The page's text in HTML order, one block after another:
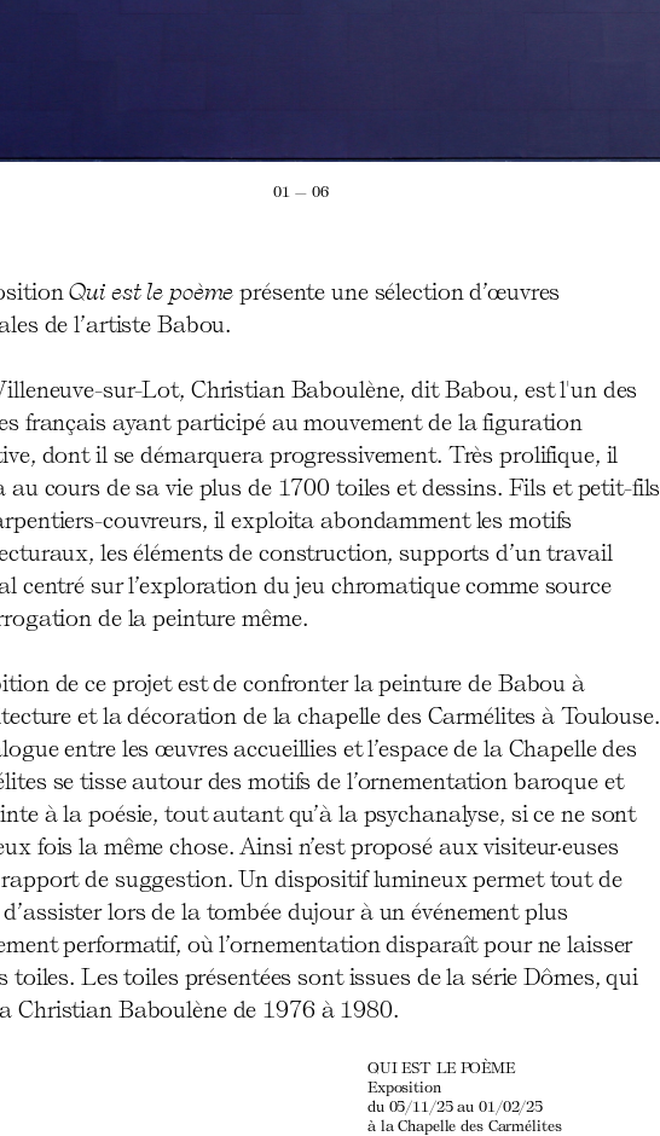
01 — 06
Qui est le poèmeprésente une sélection d’œuvres
de l’artiste Babou.
sur-Lot, Christian Baboulène, dit Babou, est l'un des
français ayant participé au mouvement de la figuration
dont il se démarquera progressivement. Très prolifique, il
au cours de sa vie plus de 1700 toiles et dessins. Fils et petit-fils
couvreurs, il exploita abondamment les motifs
les éléments de construction, supports d’un travail
centré sur l’exploration du jeu chromatique comme source
de la peinture même.
de ce projet est de confronter la peinture de Babou à
et la décoration de la chapelle des Carmélites à Toulouse.
entre les œuvres accueillies et l’espace de la Chapelle des
se tisse autour des motifs de l’ornementation baroque et
à la poésie, tout autant qu’à la psychanalyse, si ce ne sont
fois la même chose. Ainsi n’est proposé aux visiteur·euses
rapport de suggestion. Un dispositif lumineux permet tout de
lors de la tombée dujour à un événement plus
performatif, où l’ornementation disparaît pour ne laisser
toiles. Les toiles présentées sont issues de la série Dômes, qui
Christian Baboulène de 1976 à 1980.
QUI EST LE POÈME
Exposition
du 05/11/25 au 01/02/25
à la Chapelle des Carmélites